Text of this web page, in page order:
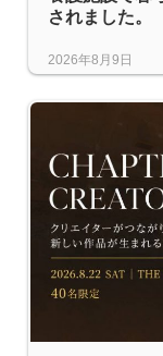
されました。
2026年8月9日